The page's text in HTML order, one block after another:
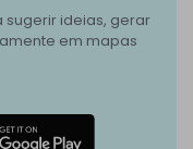
sugerir ideias, gerar
em mapas